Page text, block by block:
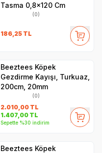
Tasma 0,8x120 Cm
(0)
186,25 TL
Beeztees Köpek
Gezdirme Kayışı, Turkuaz,
200cm, 20mm
(0)
2.010,00 TL
1.407,00 TL
Sepette %30 indirim
Beeztees Köpek